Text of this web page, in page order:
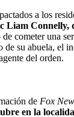
a los
Liam Connelly,
cometer una
de su abuela, el
del orden.
de Fox
en la